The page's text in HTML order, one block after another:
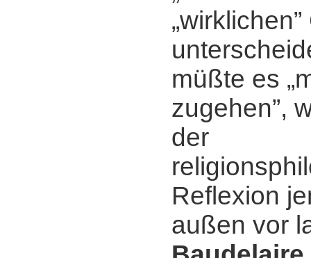
müßte es
zugehen”,
der
Reflexion
außen vor